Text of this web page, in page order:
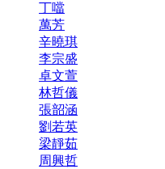
丁噹
萬芳
辛曉琪
李宗盛
卓文萱
林哲儀
張韶涵
劉若英
梁靜茹
周興哲